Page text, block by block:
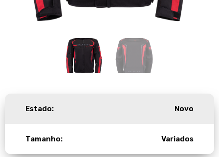
Estado: Novo
Tamanho: Variados